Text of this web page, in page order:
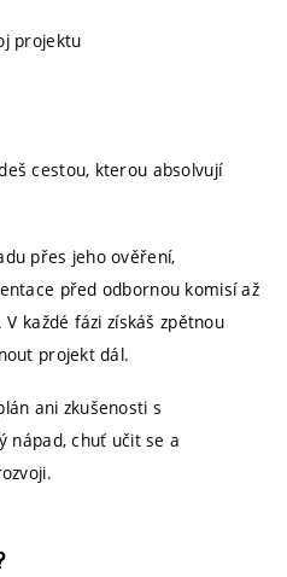
projektu
cestou, kterou absolvují
přes jeho ověření,
před odbornou komisí až
každé fázi získáš zpětnou
projekt dál.
ani zkušenosti s
nápad, chuť učit se a